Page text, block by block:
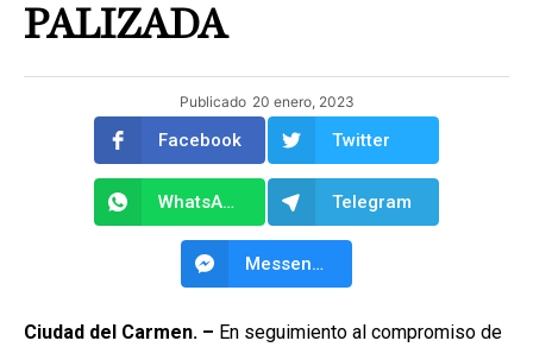
PALIZADA
Publicado 20 enero, 2023
Facebook Twitter
WhatsApp Telegram
Messenger
Ciudad del Carmen. – En seguimiento al compromiso de